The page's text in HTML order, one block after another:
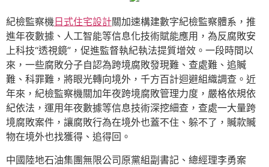
紀檢監察機 日式住宅設計關加速構建數字紀檢監察體系，推
進年夜數據、人工智能等信息化技術賦能應用，為反腐敗安
上科技“透視鏡”，促進監督執紀執法提質增效。一段時間以
來，一些腐敗分子自認為跨境腐敗發現難、查處難、追贓
難、科罪難，將眼光轉向境外，千方百計迴避組織調查。近
年來，紀檢監察機關加年夜跨境腐敗管理力度，嚴格依規依
紀依法，運用年夜數據等信息技術深挖細查，查處一大量跨
境腐敗案件，讓腐敗行為在境外也蓋不住、躲不了，贓款贓
物在境外也找獲得、追得回。
中國陸地石油集團無限公司原黨組副書記、總經理李勇案